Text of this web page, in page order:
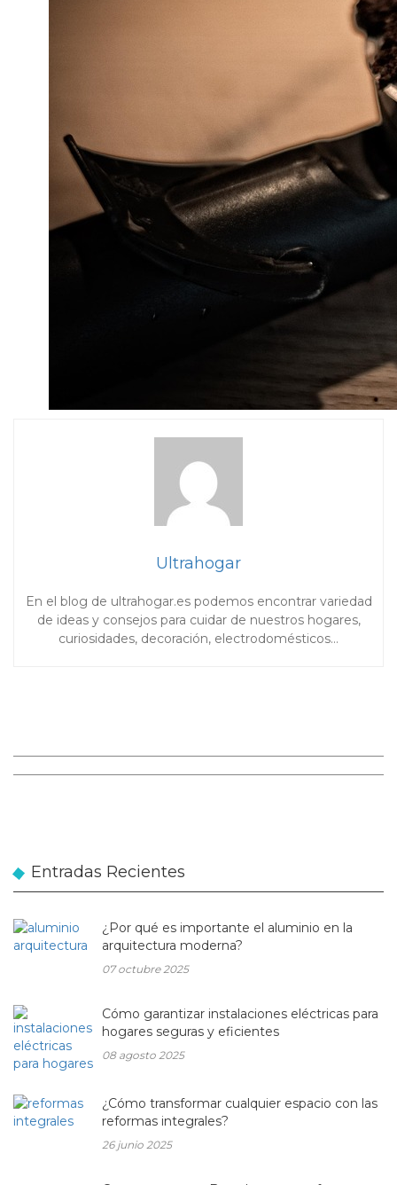
Ultrahogar
En el blog de ultrahogar.es podemos encontrar variedad
de ideas y consejos para cuidar de nuestros hogares,
curiosidades, decoración, electrodomésticos…
Entradas Recientes
¿Por qué es importante el aluminio en la
arquitectura moderna?
07 octubre 2025
Cómo garantizar instalaciones eléctricas para
hogares seguras y eficientes
08 agosto 2025
¿Cómo transformar cualquier espacio con las
reformas integrales?
26 junio 2025